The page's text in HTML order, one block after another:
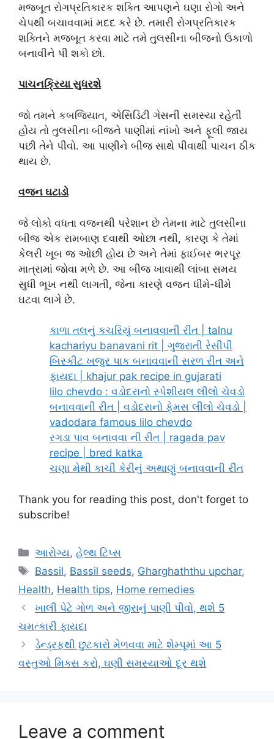
મજબૂત રોગપ્રતિકારક શક્તિ આપણને ઘણા રોગો અને
ચેપથી બચાવવામાં મદદ કરે છે. તમારી રોગપ્રતિકારક
શક્તિને મજબૂત કરવા માટે તમે તુલસીના બીજનો ઉકાળો
બનાવીને પી શકો છો.
પાચનક્રિયા સુધરશે
જો તમને કબજિયાત, એસિડિટી ગેસની સમસ્યા રહેતી
હોય તો તુલસીના બીજને પાણીમાં નાંખો અને ફૂલી જાય
પછી તેને પીવો. આ પાણીને બીજ સાથે પીવાથી પાચન ઠીક
થાય છે.
વજન ઘટાડો
જે લોકો વધતા વજનથી પરેશાન છે તેમના માટે તુલસીના
બીજ એક રામબાણ દવાથી ઓછા નથી, કારણ કે તેમાં
કેલરી ખૂબ જ ઓછી હોય છે અને તેમાં ફાઈબર ભરપૂર
માત્રામાં જોવા મળે છે. આ બીજ ખાવાથી લાંબા સમય
સુધી ભૂખ નથી લાગતી, જેના કારણે વજન ધીમે-ધીમે
ઘટવા લાગે છે.
કાળા તલનું કચરિયું બનાવવાની રીત | talnu
kachariyu banavani rit | ગુજરાતી રેસીપી
બિસ્કીટ ખજુર પાક બનાવવાની સરળ રીત અને
ફાયદા | khajur pak recipe in gujarati
lilo chevdo : વડોદરાનો સ્પેશીયલ લીલો ચેવડો
બનાવવાની રીત | વડોદરાનો ફેમસ લીલો ચેવડો |
vadodara famous lilo chevdo
રગડા પાવ બનાવવા ની રીત | ragada pav
recipe | bred katka
ચણા મેથી કાચી કેરીનું અથાણું બનાવવાની રીત
Thank you for reading this post, don't forget to
subscribe!
Categories
આરોગ્ય,હેલ્થ ટિપ્સ
Tags
Bassil, Bassil seeds, Gharghaththu upchar,
Health, Health tips, Home remedies
ખાલી પેટે ગોળ અને જીરાનું પાણી પીવો, થશે 5
ચમત્કારી ફાયદા
ડેન્ડ્રફથી છુટકારો મેળવવા માટે શેમ્પૂમાં આ 5
વસ્તુઓ મિક્સ કરો, ઘણી સમસ્યાઓ દૂર થશે
Leave a comment